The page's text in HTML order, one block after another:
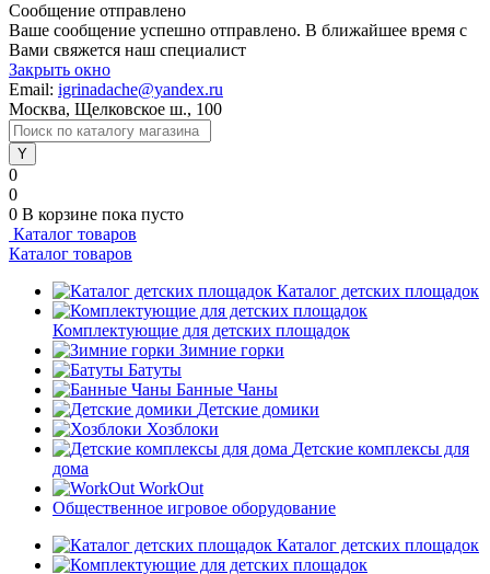
Сообщение отправлено
Ваше сообщение успешно отправлено. В ближайшее время с
Вами свяжется наш специалист
Закрыть окно
Email: igrinadache@yandex.ru
Москва, Щелковское ш., 100
0
0
0 В корзине пока пусто
Каталог товаров
Каталог товаров
Каталог детских площадок
Комплектующие для детских площадок
Зимние горки
Батуты
Банные Чаны
Детские домики
Хозблоки
Детские комплексы для
дома
WorkOut
Общественное игровое оборудование
Каталог детских площадок